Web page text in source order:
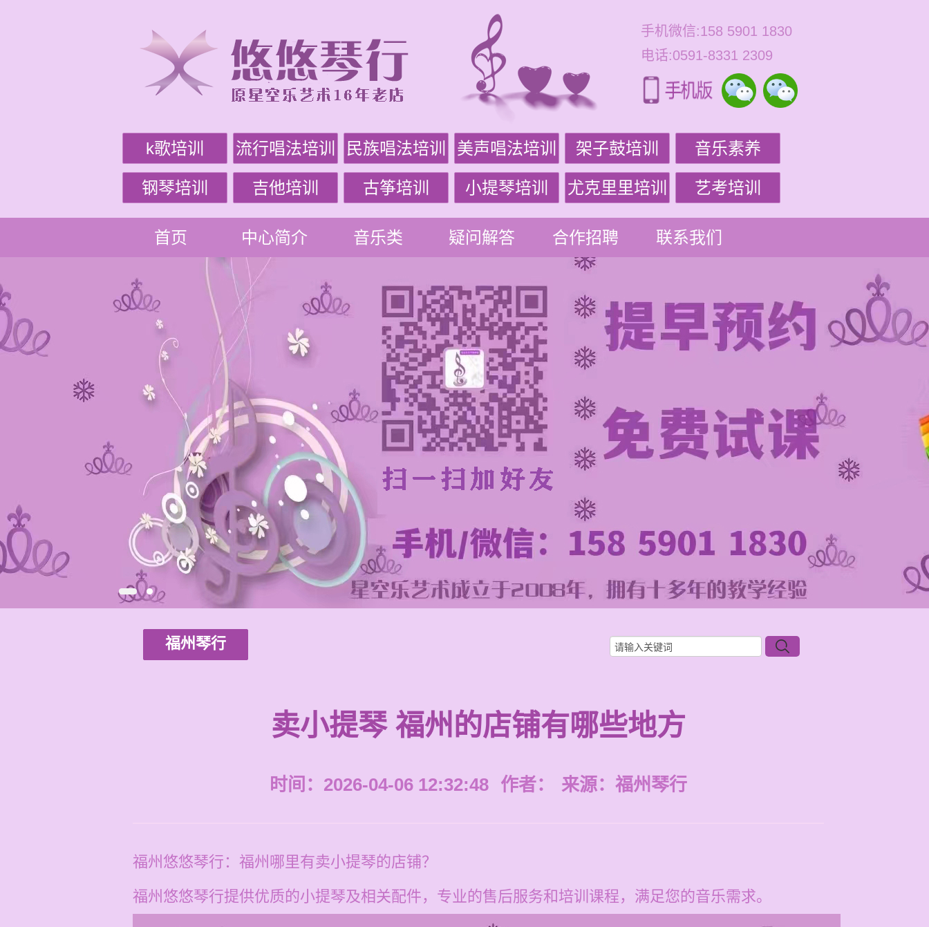
手机微信:158 5901 1830
电话:0591-8331 2309
k歌培训 流行唱法培训 民族唱法培训 美声唱法培训 架子鼓培训 音乐素养
钢琴培训 吉他培训 古筝培训 小提琴培训 尤克里里培训 艺考培训
首页 中心简介 音乐类 疑问解答 合作招聘 联系我们
福州琴行
卖小提琴 福州的店铺有哪些地方
时间：2026-04-06 12:32:48 作者： 来源： 福州琴行
福州悠悠琴行：福州哪里有卖小提琴的店铺？
福州悠悠琴行提供优质的小提琴及相关配件，专业的售后服务和培训课程，满足您的音乐需求。